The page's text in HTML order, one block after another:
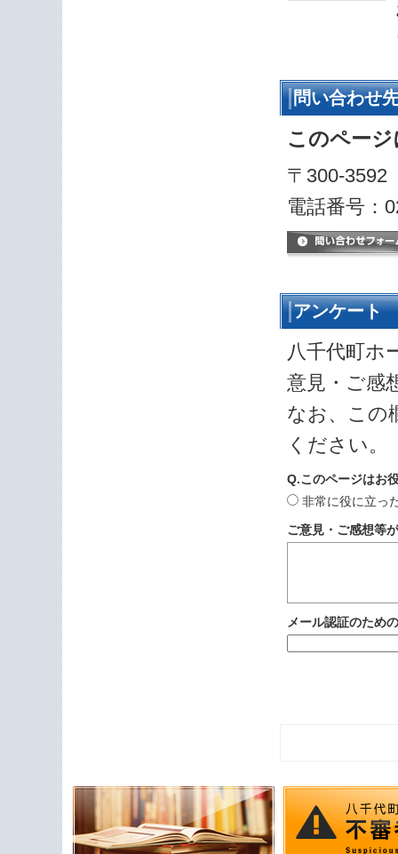
問い合わせ
このペー
〒300-
電話番号：
アンケート
八千代町ホ
意見・ご感
なお、この
ください。
Q.このページはお
非常に役に立っ
ご意見・ご感想等
メール認証のため